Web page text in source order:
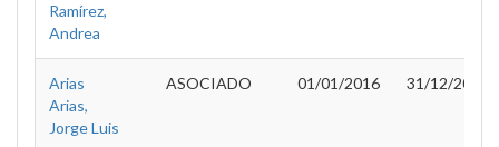
Ramírez,
Andrea
Arias
Arias,
Jorge Luis
ASOCIADO 01/01/2016 31/12/2016